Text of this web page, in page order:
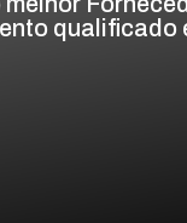
qualificado